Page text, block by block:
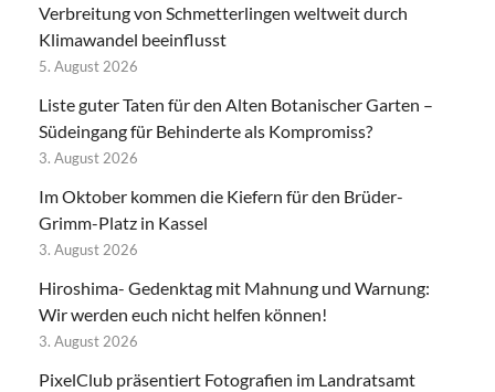
Verbreitung von Schmetterlingen weltweit durch
Klimawandel beeinflusst
5. August 2026
Liste guter Taten für den Alten Botanischer Garten –
Südeingang für Behinderte als Kompromiss?
3. August 2026
Im Oktober kommen die Kiefern für den Brüder-
Grimm-Platz in Kassel
3. August 2026
Hiroshima- Gedenktag mit Mahnung und Warnung:
Wir werden euch nicht helfen können!
3. August 2026
PixelClub präsentiert Fotografien im Landratsamt